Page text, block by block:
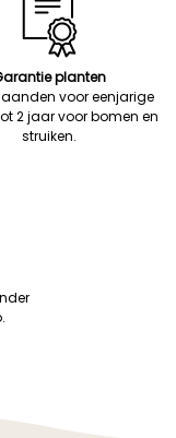
planten
voor eenjarige
2 jaar voor bomen en
struiken.